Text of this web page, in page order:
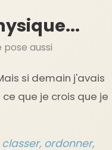
aussi
si demain j'avais
que je crois que je
ordonner,